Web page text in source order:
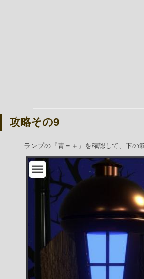
攻略その9
ランプの『青＝＋』を確認して、下の